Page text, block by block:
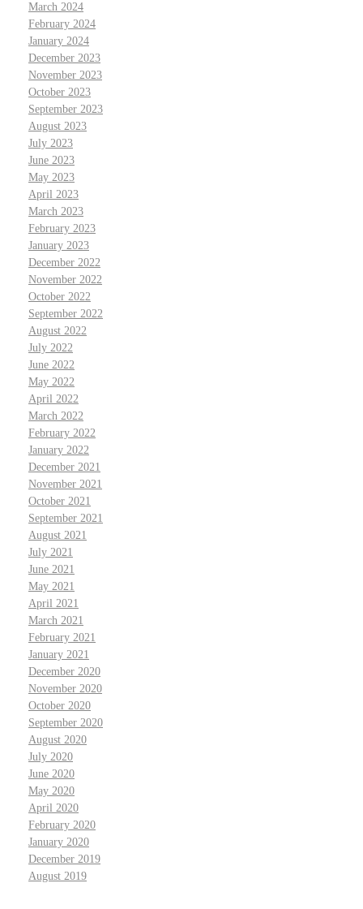
March 2024
February 2024
January 2024
December 2023
November 2023
October 2023
September 2023
August 2023
July 2023
June 2023
May 2023
April 2023
March 2023
February 2023
January 2023
December 2022
November 2022
October 2022
September 2022
August 2022
July 2022
June 2022
May 2022
April 2022
March 2022
February 2022
January 2022
December 2021
November 2021
October 2021
September 2021
August 2021
July 2021
June 2021
May 2021
April 2021
March 2021
February 2021
January 2021
December 2020
November 2020
October 2020
September 2020
August 2020
July 2020
June 2020
May 2020
April 2020
February 2020
January 2020
December 2019
August 2019